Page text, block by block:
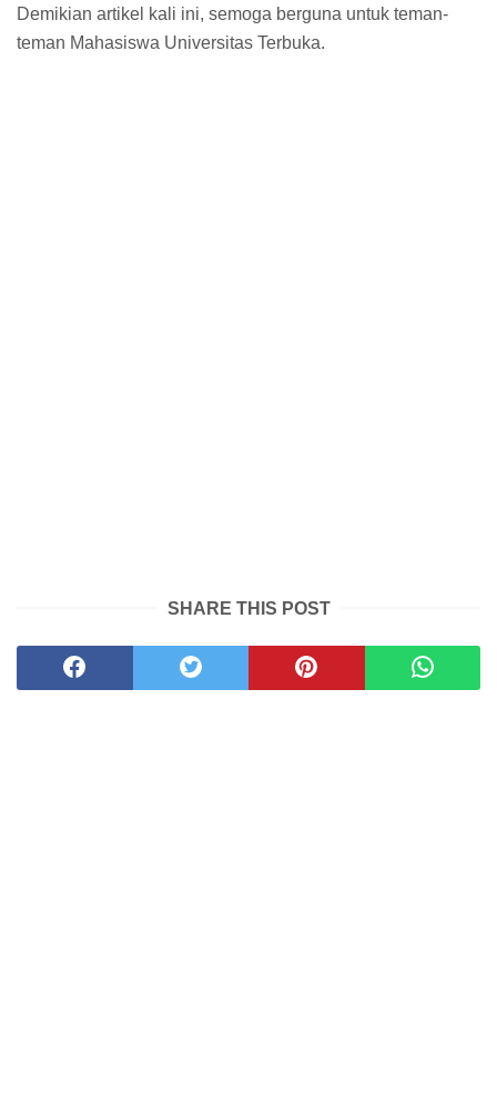
Demikian artikel kali ini, semoga berguna untuk teman-
teman Mahasiswa Universitas Terbuka.
SHARE THIS POST